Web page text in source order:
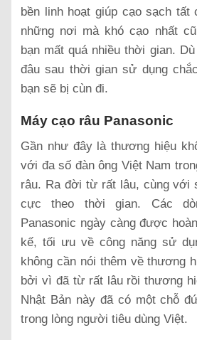
bền linh hoạt giúp cạo sạch tất
những nơi mà khó cạo nhất
bạn mất quá nhiều thời gian.
đâu sau thời gian sử dụng
bạn sẽ bị cùn đi.
Máy cạo râu Panasonic
Gần như đây là thương hiệu
với đa số đàn ông Việt Nam
râu. Ra đời từ rất lâu, cùng với
cực theo thời gian. Các
Panasonic ngày càng được
kế, tối ưu về công năng sử
không cần nói thêm về thương
bởi vì đã từ rất lâu rồi thương
Nhật Bản này đã có một chỗ
trong lòng người tiêu dùng Việt.